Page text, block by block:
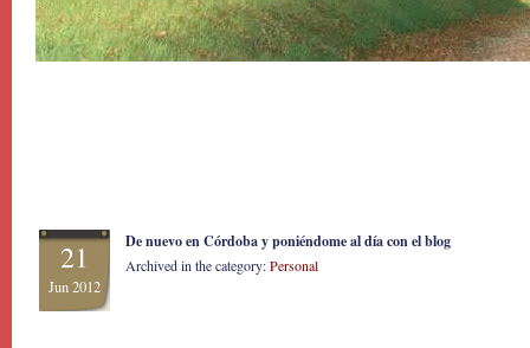
21
Jun 2012
De nuevo en Córdoba y poniéndome al día con el blog
Archived in the category:Personal